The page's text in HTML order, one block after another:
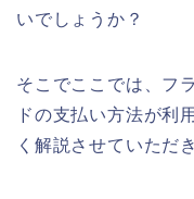
いでしょうか？
そこでここでは、フ
ドの支払い方法が利
く解説させていただ